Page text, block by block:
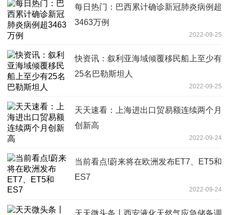
每日热门：巴西累计确诊新冠肺炎病例超
3463万例
2022-09-25
快资讯：叙利亚海域倾覆移民船上至少有
25名巴勒斯坦人
2022-09-25
天天速看：上海进出口贸易额连续两个月
创新高
2022-09-24
当前看点!蔚来将在欧洲发布ET7、ET5和
ES7
2022-09-24
天天微头条丨西安液化天然气应急储备调